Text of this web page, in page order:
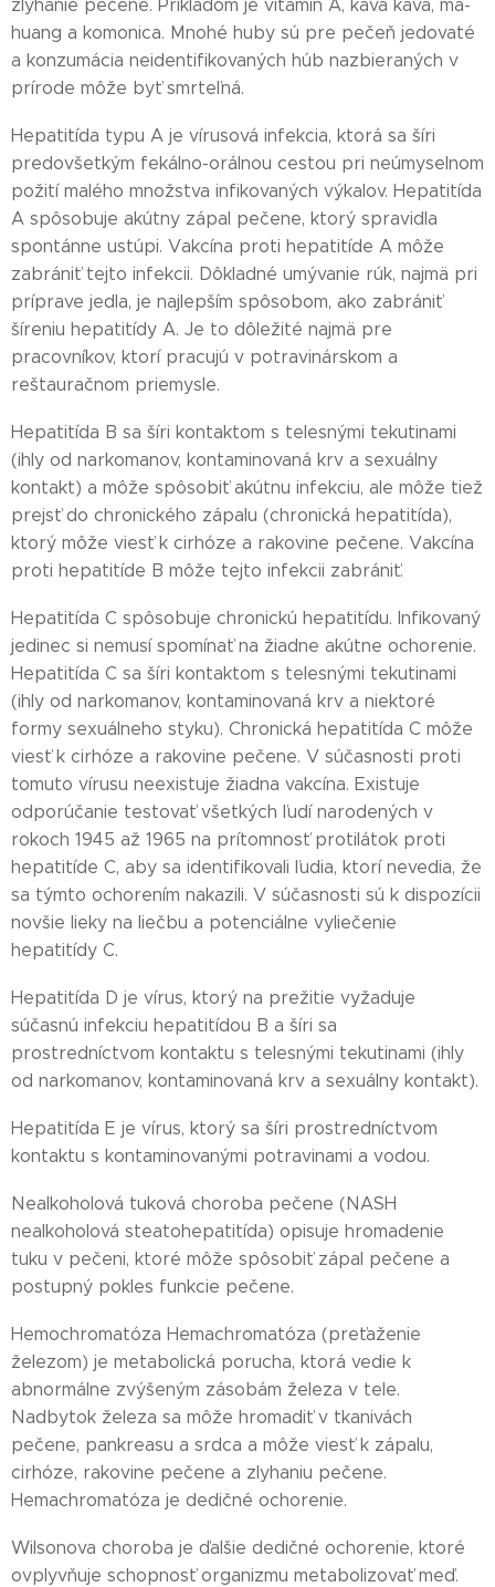
zlyhanie pečene. Príkladom je vitamín A, kava kava, ma-
huang a komonica. Mnohé huby sú pre pečeň jedovaté
a konzumácia neidentifikovaných húb nazbieraných v
prírode môže byť smrteľná.
Hepatitída typu A je vírusová infekcia, ktorá sa šíri
predovšetkým fekálno-orálnou cestou pri neúmyselnom
požití malého množstva infikovaných výkalov. Hepatitída
A spôsobuje akútny zápal pečene, ktorý spravidla
spontánne ustúpi. Vakcína proti hepatitíde A môže
zabrániť tejto infekcii. Dôkladné umývanie rúk, najmä pri
príprave jedla, je najlepším spôsobom, ako zabrániť
šíreniu hepatitídy A. Je to dôležité najmä pre
pracovníkov, ktorí pracujú v potravinárskom a
reštauračnom priemysle.
Hepatitída B sa šíri kontaktom s telesnými tekutinami
(ihly od narkomanov, kontaminovaná krv a sexuálny
kontakt) a môže spôsobiť akútnu infekciu, ale môže tiež
prejsť do chronického zápalu (chronická hepatitída),
ktorý môže viesť k cirhóze a rakovine pečene. Vakcína
proti hepatitíde B môže tejto infekcii zabrániť.
Hepatitída C spôsobuje chronickú hepatitídu. Infikovaný
jedinec si nemusí spomínať na žiadne akútne ochorenie.
Hepatitída C sa šíri kontaktom s telesnými tekutinami
(ihly od narkomanov, kontaminovaná krv a niektoré
formy sexuálneho styku). Chronická hepatitída C môže
viesť k cirhóze a rakovine pečene. V súčasnosti proti
tomuto vírusu neexistuje žiadna vakcína. Existuje
odporúčanie testovať všetkých ľudí narodených v
rokoch 1945 až 1965 na prítomnosť protilátok proti
hepatitíde C, aby sa identifikovali ľudia, ktorí nevedia, že
sa týmto ochorením nakazili. V súčasnosti sú k dispozícii
novšie lieky na liečbu a potenciálne vyliečenie
hepatitídy C.
Hepatitída D je vírus, ktorý na prežitie vyžaduje
súčasnú infekciu hepatitídou B a šíri sa
prostredníctvom kontaktu s telesnými tekutinami (ihly
od narkomanov, kontaminovaná krv a sexuálny kontakt).
Hepatitída E je vírus, ktorý sa šíri prostredníctvom
kontaktu s kontaminovanými potravinami a vodou.
Nealkoholová tuková choroba pečene (NASH
nealkoholová steatohepatitída) opisuje hromadenie
tuku v pečeni, ktoré môže spôsobiť zápal pečene a
postupný pokles funkcie pečene.
Hemochromatóza Hemachromatóza (preťaženie
železom) je metabolická porucha, ktorá vedie k
abnormálne zvýšeným zásobám železa v tele.
Nadbytok železa sa môže hromadiť v tkanivách
pečene, pankreasu a srdca a môže viesť k zápalu,
cirhóze, rakovine pečene a zlyhaniu pečene.
Hemachromatóza je dedičné ochorenie.
Wilsonova choroba je ďalšie dedičné ochorenie, ktoré
ovplyvňuje schopnosť organizmu metabolizovať meď.